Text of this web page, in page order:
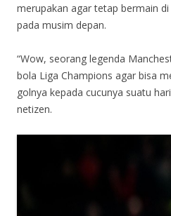
merupakan agar tetap bermain
pada musim depan.
“Wow, seorang legenda
bola Liga Champions agar bisa
golnya kepada cucunya suatu
netizen.